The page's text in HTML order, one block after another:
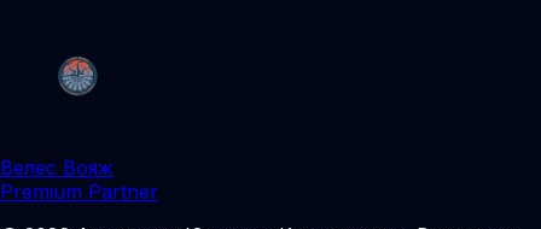
Велес Вояж
Premium Partner